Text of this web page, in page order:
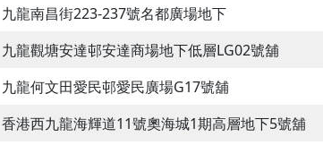
九龍南昌街223-237號名都廣場地下
九龍觀塘安達邨安達商場地下低層LG02號舖
九龍何文田愛民邨愛民廣場G17號舖
香港西九龍海輝道11號奧海城1期高層地下5號舖